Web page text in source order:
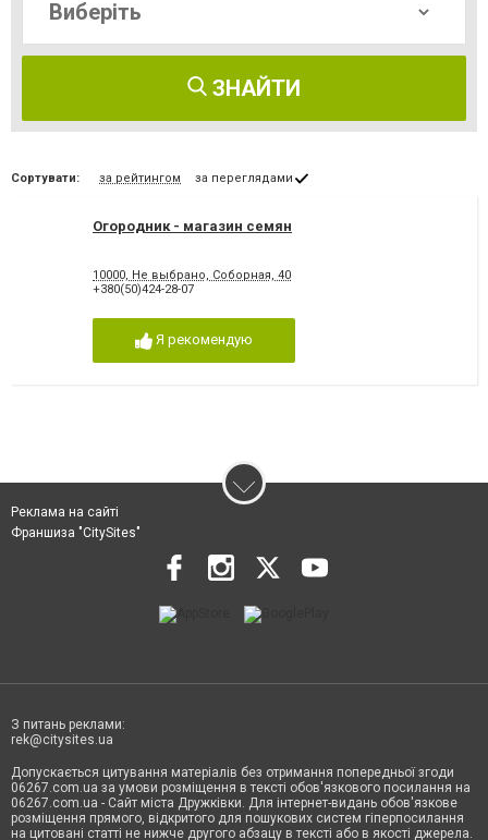
ЗНАЙТИ
Сортувати: за рейтингом за переглядами
Огородник - магазин семян
10000, Не выбрано, Соборная, 40
+380(50)424-28-07
Я рекомендую
Реклама на сайті
Франшиза "CitySites"
З питань реклами:
rek@citysites.ua
Допускається цитування матеріалів без отримання попередньої згоди
06267.com.ua за умови розміщення в тексті обов'язкового посилання на
06267.com.ua - Сайт міста Дружківки. Для інтернет-видань обов'язкове
розміщення прямого, відкритого для пошукових систем гіперпосилання
на цитовані статті не нижче другого абзацу в тексті або в якості джерела.